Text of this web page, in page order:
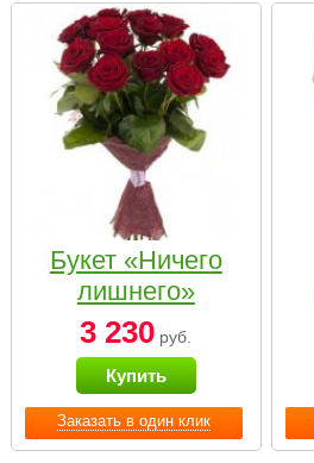
Заказать в один клик
Букет «Ничего
лишнего»
3 230 руб.
Купить